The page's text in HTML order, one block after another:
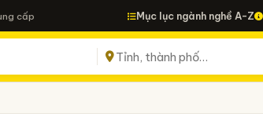
cấp Mục lục ngành nghề A-Z